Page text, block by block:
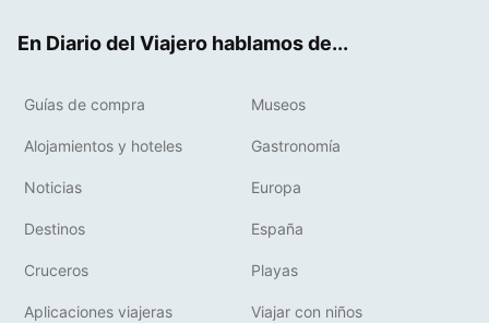
En Diario del Viajero hablamos de...
Guías de compra Museos
Alojamientos y hoteles Gastronomía
Noticias Europa
Destinos España
Cruceros Playas
Aplicaciones viajeras Viajar con niños